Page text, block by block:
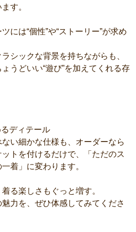
す。
には“個性”や“ストーリー”が求め
シックな背景を持ちながらも、
うどいい“遊び”を加えてくれる存
ディテール
い細かな仕様も、オーダーなら
トを付けるだけで、「ただのス
着」に変わります。
る楽しさもぐっと増す。
力を、ぜひ体感してみてくださ